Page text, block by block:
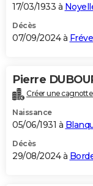
17/03/1933 à
Décès
07/09/2024 à
Pierre
Créer une
Naissance
05/06/1931 à
Décès
29/08/2024 à